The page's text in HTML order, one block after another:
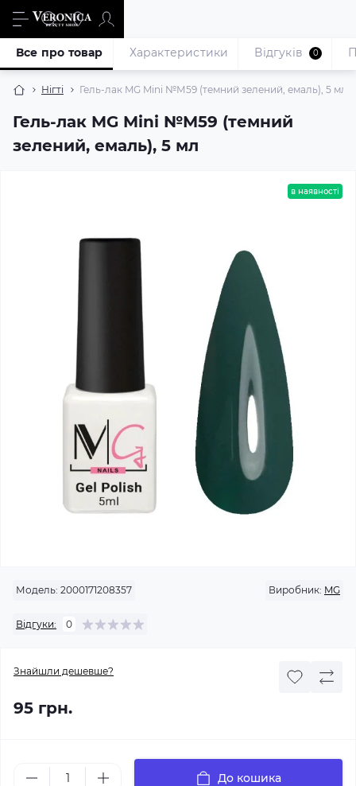
Нігті Гель-лак MG Mini №М59 (темний зелений, емаль), 5 мл
Гель-лак MG Mini №М59 (темний
зелений, емаль), 5 мл
Все про товар Характеристики Відгуків 0
в наявності
Модель: 2000171208357 Виробник: MG
Відгуки: 0
Знайшли дешевше?
95 грн.
До кошика